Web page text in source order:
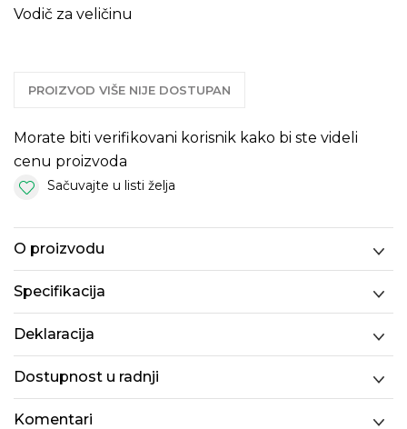
Vodič za veličinu
PROIZVOD VIŠE NIJE DOSTUPAN
Morate biti verifikovani korisnik kako bi ste videli
cenu proizvoda
Sačuvajte u listi želja
O proizvodu
Specifikacija
Deklaracija
Dostupnost u radnji
Komentari